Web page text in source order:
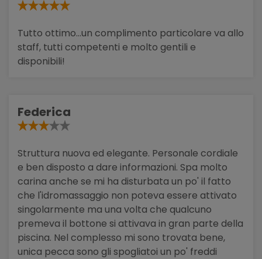
Tutto ottimo...un complimento particolare va allo
staff, tutti competenti e molto gentili e
disponibili!
Federica
Struttura nuova ed elegante. Personale cordiale
e ben disposto a dare informazioni. Spa molto
carina anche se mi ha disturbata un po' il fatto
che l'idromassaggio non poteva essere attivato
singolarmente ma una volta che qualcuno
premeva il bottone si attivava in gran parte della
piscina. Nel complesso mi sono trovata bene,
unica pecca sono gli spogliatoi un po' freddi